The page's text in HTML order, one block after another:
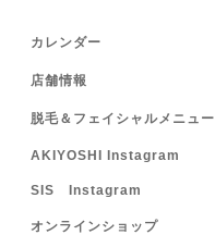
カレンダー
店舗情報
脱毛＆フェイシャルメニュー
AKIYOSHI Instagram
SIS Instagram
オンラインショップ